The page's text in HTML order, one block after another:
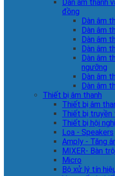
Dàn âm thanh
đồng
Dàn âm
Dàn âm
Dàn âm
Dàn âm
Dàn âm
ngưỡng
Dàn âm
Dàn âm
Thiết bị âm thanh
Thiết bị âm
Thiết bị truyền
Thiết bị hội
Loa - Speakers
Amply - Tăng
MIXER- Bàn
Micro
Bộ xử lý tín